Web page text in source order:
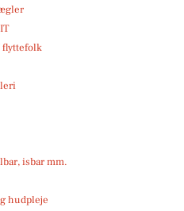
flyttefolk
isbar mm.
hudpleje